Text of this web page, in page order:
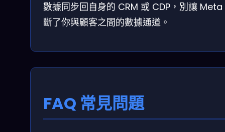
數據同步回自身的 CRM 或 CDP，別讓 Meta
斷了你與顧客之間的數據通道。
FAQ 常見問題